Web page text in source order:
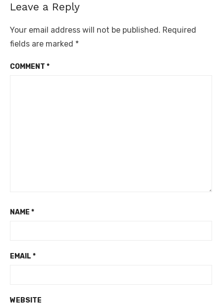
Leave a Reply
Your email address will not be published. Required
fields are marked *
COMMENT *
NAME *
EMAIL *
WEBSITE